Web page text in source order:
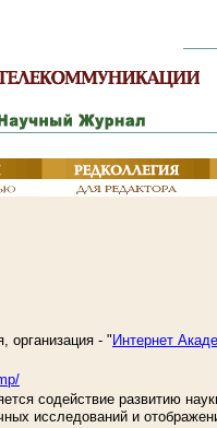
организация - "Интернет
содействие развитию
исследований и